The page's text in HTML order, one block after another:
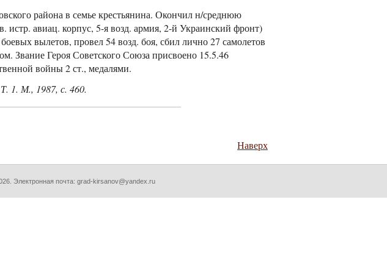
района в семье крестьянина. Окончил н/среднюю
авиац. корпус, 5-я возд. армия, 2-й Украинский фронт)
вылетов, провел 54 возд. боя, сбил лично 27 самолетов
Звание Героя Советского Союза присвоено 15.5.46
войны 2 ст., медалями.
1. М., 1987, с. 460.
Наверх
Электронная почта: grad-kirsanov@yandex.ru